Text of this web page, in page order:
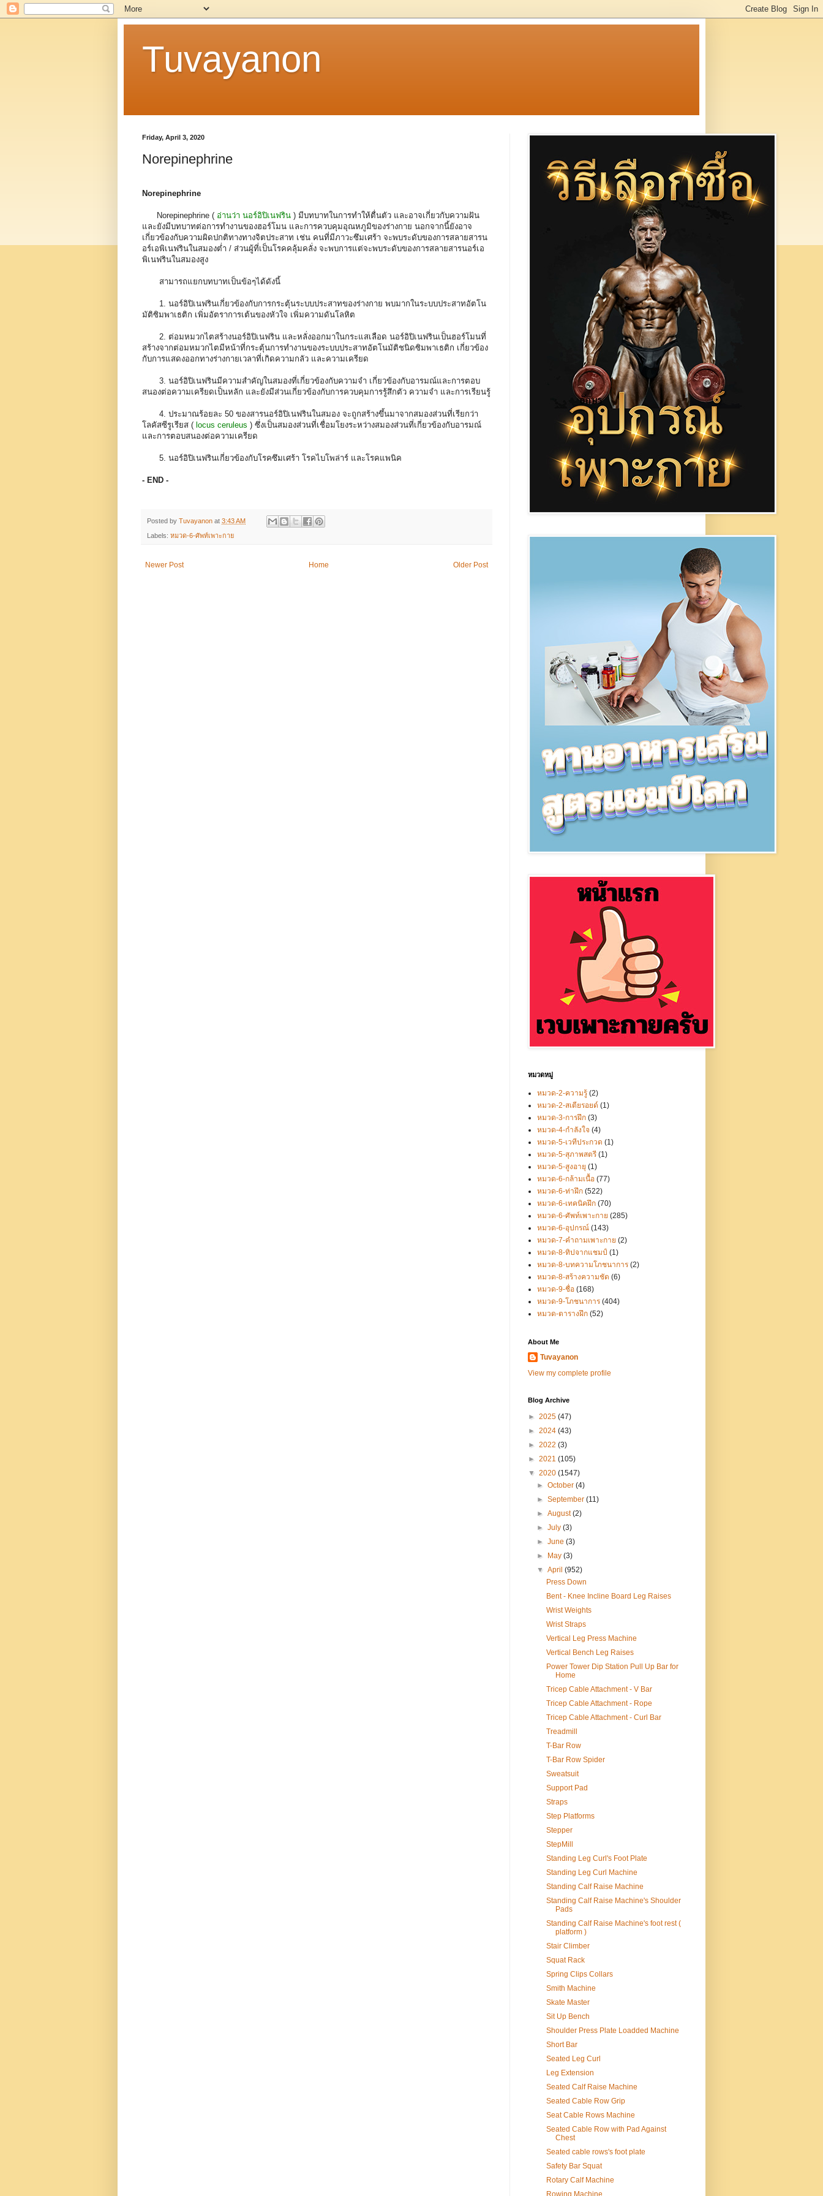
Tuvayanon
Friday, April 3, 2020
Norepinephrine
Norepinephrine
Norepinephrine ( อ่านว่า นอร์อิปิเนฟริน ) มีบทบาทในการทำให้ตื่นตัว และอาจเกี่ยวกับความฝัน
และยังมีบทบาทต่อการทำงานของฮอร์โมน และการควบคุมอุณหภูมิของร่างกาย นอกจากนี้ยังอาจ
เกี่ยวข้องกับความผิดปกติทางทางจิตประสาท เช่น คนที่มีภาวะซึมเศร้า จะพบระดับของการสลายสารน
อร์เอพิเนฟรินในสมองต่ำ / ส่วนผู้ที่เป็นโรคคลุ้มคลั่ง จะพบการแต่จะพบระดับของการสลายสารนอร์เอ
พิเนฟรินในสมองสูง
สามารถแยกบทบาทเป็นข้อๆได้ดังนี้
1. นอร์อิปิเนฟรินเกี่ยวข้องกับการกระตุ้นระบบประสาทของร่างกาย พบมากในระบบประสาทอัตโน
มัติซิมพาเธติก เพิ่มอัตราการเต้นของหัวใจ เพิ่มความดันโลหิต
2. ต่อมหมวกไตสร้างนอร์อิปิเนฟริน และหลั่งออกมาในกระแสเลือด นอร์อิปิเนฟรินเป็นฮอร์โมนที่
สร้างจากต่อมหมวกไตมีหน้าที่กระตุ้นการทำงานของระบบประสาทอัตโนมัติชนิดซิมพาเธติก เกี่ยวข้อง
กับการแสดงออกทางร่างกายเวลาที่เกิดความกลัว และความเครียด
3. นอร์อิปิเนฟรินมีความสำคัญในสมองที่เกี่ยวข้องกับความจำ เกี่ยวข้องกับอารมณ์และการตอบ
สนองต่อความเครียดเป็นหลัก และยังมีส่วนเกี่ยวข้องกับการควบคุมการรู้สึกตัว ความจำ และการเรียนรู้
4. ประมาณร้อยละ 50 ของสารนอร์อิปิเนฟรินในสมอง จะถูกสร้างขึ้นมาจากสมองส่วนที่เรียกว่า
โลคัสซีรูเรียส ( locus ceruleus ) ซึ่งเป็นสมองส่วนที่เชื่อมโยงระหว่างสมองส่วนที่เกี่ยวข้องกับอารมณ์
และการตอบสนองต่อความเครียด
5. นอร์อิปิเนฟรินเกี่ยวข้องกับโรคซึมเศร้า โรคไบโพล่าร์ และโรคแพนิค
- END -
Posted by Tuvayanon at 3:43 AM
Labels: หมวด-6-ศัพท์เพาะกาย
Newer Post Older Post
Home
หมวดหมู่
หมวด-2-ความรู้ (2)
หมวด-2-สเตียรอยด์ (1)
หมวด-3-การฝึก (3)
หมวด-4-กำลังใจ (4)
หมวด-5-เวทีประกวด (1)
หมวด-5-สุภาพสตรี (1)
หมวด-5-สูงอายุ (1)
หมวด-6-กล้ามเนื้อ (77)
หมวด-6-ท่าฝึก (522)
หมวด-6-เทคนิคฝึก (70)
หมวด-6-ศัพท์เพาะกาย (285)
หมวด-6-อุปกรณ์ (143)
หมวด-7-คำถามเพาะกาย (2)
หมวด-8-ทิปจากแชมป์ (1)
หมวด-8-บทความโภชนาการ (2)
หมวด-8-สร้างความชัด (6)
หมวด-9-ชื่อ (168)
หมวด-9-โภชนาการ (404)
หมวด-ตารางฝึก (52)
About Me
Tuvayanon
View my complete profile
Blog Archive
► 2025 (47)
► 2024 (43)
► 2022 (3)
► 2021 (105)
▼ 2020 (1547)
►October(4)
►September(11)
►August(2)
►July(3)
►June(3)
►
May(3)
▼April(952)
Press Down
Bent - Knee Incline Board Leg Raises
Wrist Weights
Wrist Straps
Vertical Leg Press Machine
Vertical Bench Leg Raises
Power Tower Dip Station Pull Up Bar for
Home
Tricep Cable Attachment - V Bar
Tricep Cable Attachment - Rope
Tricep Cable Attachment - Curl Bar
Treadmill
T-Bar Row
T-Bar Row Spider
Sweatsuit
Support Pad
Straps
Step Platforms
Stepper
StepMill
Standing Leg Curl's Foot Plate
Standing Leg Curl Machine
Standing Calf Raise Machine
Standing Calf Raise Machine's Shoulder
Pads
Standing Calf Raise Machine's foot rest (
platform )
Stair Climber
Squat Rack
Spring Clips Collars
Smith Machine
Skate Master
Sit Up Bench
Shoulder Press Plate Loadded Machine
Short Bar
Seated Leg Curl
Leg Extension
Seated Calf Raise Machine
Seated Cable Row Grip
Seat Cable Rows Machine
Seated Cable Row with Pad Against
Chest
Seated cable rows's foot plate
Safety Bar Squat
Rotary Calf Machine
Rowing Machine